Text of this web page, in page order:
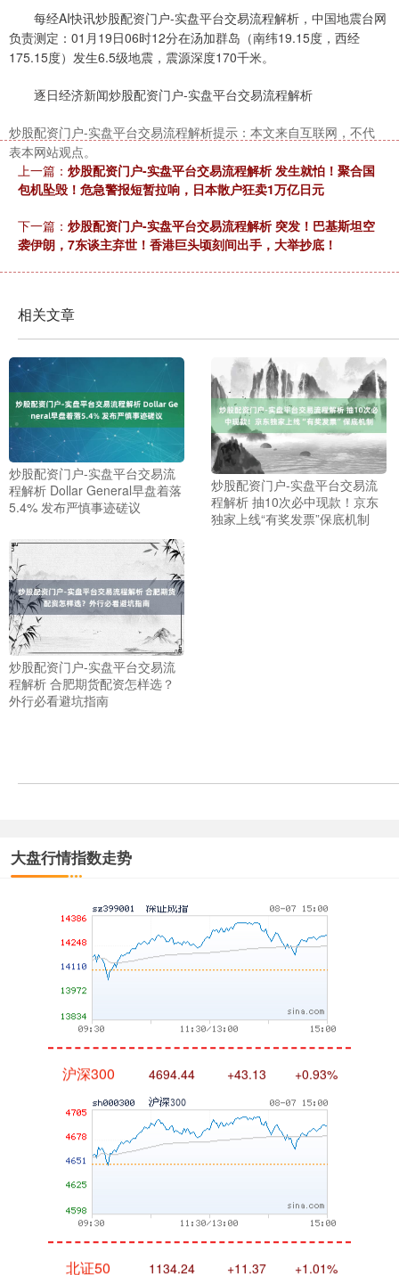
每经AI快讯炒股配资门户-实盘平台交易流程解析，中国地震台网
负责测定：01月19日06时12分在汤加群岛（南纬19.15度，西经
175.15度）发生6.5级地震，震源深度170千米。
逐日经济新闻炒股配资门户-实盘平台交易流程解析
炒股配资门户-实盘平台交易流程解析提示：本文来自互联网，不代
表本网站观点。
上一篇： 炒股配资门户-实盘平台交易流程解析 发生就怕！聚合国
包机坠毁！危急警报短暂拉响，日本散户狂卖1万亿日元
下一篇： 炒股配资门户-实盘平台交易流程解析 突发！巴基斯坦空
袭伊朗，7东谈主弃世！香港巨头顷刻间出手，大举抄底！
相关文章
炒股配资门户-实盘平台交易流
程解析 Dollar General早盘着落
5.4% 发布严慎事迹磋议
炒股配资门户-实盘平台交易流
程解析 抽10次必中现款！京东
独家上线“有奖发票”保底机制
炒股配资门户-实盘平台交易流
程解析 合肥期货配资怎样选？
外行必看避坑指南
大盘行情指数走势
上证综指 3940.04
深证成指